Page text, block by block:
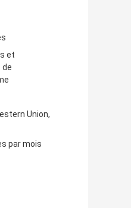
et
de
Union,
par mois